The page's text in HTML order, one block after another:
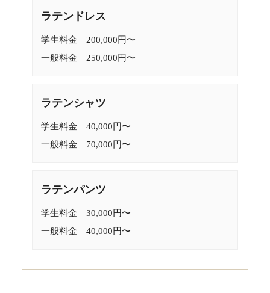
ラテンドレス
学生料金 200,000円〜
一般料金 250,000円〜
ラテンシャツ
学生料金 40,000円〜
一般料金 70,000円〜
ラテンパンツ
学生料金 30,000円〜
一般料金 40,000円〜